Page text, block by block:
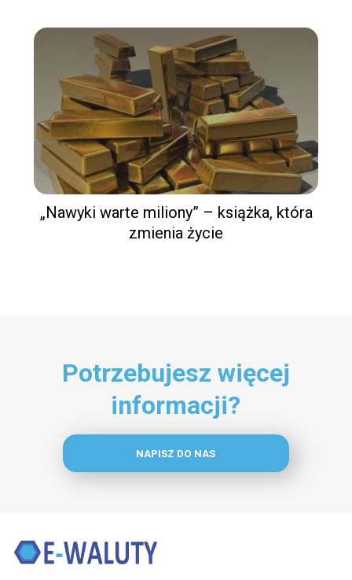
„Nawyki warte miliony” – książka, która
zmienia życie
Potrzebujesz więcej
informacji?
NAPISZ DO NAS